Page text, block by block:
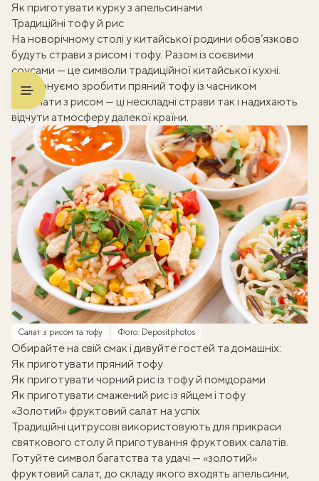
Як приготувати курку з апельсинами
Традиційні тофу й рис
На новорічному столі у китайської родини обов’язково
будуть страви з рисом і тофу. Разом із соєвими
соусами — це символи традиційної китайської кухні.
Пропонуємо зробити пряний тофу із часником
та салати з рисом — ці нескладні страви так і надихають
відчути атмосферу далекої країни.
Салат з рисом та тофу Фото: Depositphotos
Обирайте на свій смак і дивуйте гостей та домашніх:
Як приготувати пряний тофу
Як приготувати чорний рис із тофу й помідорами
Як приготувати смажений рис із яйцем і тофу
«Золотий» фруктовий салат на успіх
Традиційні цитрусові використовують для прикраси
святкового столу й приготування фруктових салатів.
Готуйте символ багатства та удачі — «золотий»
фруктовий салат, до складу якого входять апельсини,